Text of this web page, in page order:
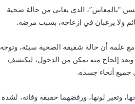
“بالمعاش”، الذى يعانى من حالة صحية
ولا يرغبان في إزعاجه، بسبب مرضه.
علمه أن حالة شقيقه الصحية سيئة، وتوجه
إلحاح منه تمكن من الدخول، ليكتشف
جميع أنحاء جسده.
وتغير لونها، ورفضهما حقيقة وفاته، لشدة